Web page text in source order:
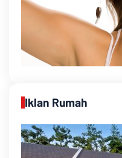
Iklan Rumah